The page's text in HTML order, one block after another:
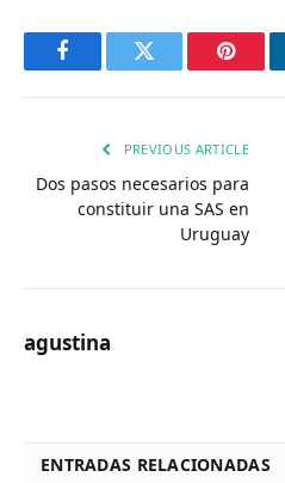
FacebookTwitter
PREVIOUS ARTICLE
Dos pasos necesarios para
constituir una SAS en
Uruguay
agustina
ENTRADAS RELACIONADAS